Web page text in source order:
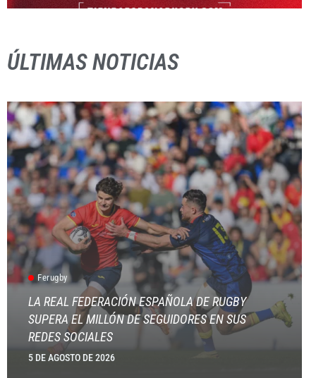
ÚLTIMAS NOTICIAS
Ferugby
LA REAL FEDERACIÓN ESPAÑOLA DE RUGBY
SUPERA EL MILLÓN DE SEGUIDORES EN SUS
REDES SOCIALES
5 DE AGOSTO DE 2026